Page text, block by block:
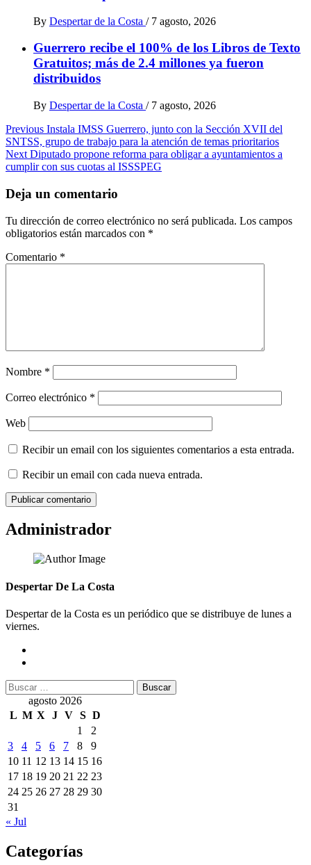
By Despertar de la Costa / 7 agosto, 2026
Guerrero recibe el 100% de los Libros de Texto
Gratuitos; más de 2.4 millones ya fueron
distribuidos
By Despertar de la Costa / 7 agosto, 2026
Post
navigation
Previous Instala IMSS Guerrero, junto con la Sección XVII del
SNTSS, grupo de trabajo para la atención de temas prioritarios
Next Diputado propone reforma para obligar a ayuntamientos a
cumplir con sus cuotas al ISSSPEG
Deja un comentario
Tu dirección de correo electrónico no será publicada. Los campos
obligatorios están marcados con *
Comentario *
Nombre *
Correo electrónico *
Web
Recibir un email con los siguientes comentarios a esta entrada.
Recibir un email con cada nueva entrada.
Administrador
Despertar De La Costa
Despertar de la Costa es un periódico que se distribuye de lunes a
viernes.
Buscar:
agosto 2026
L M X J V S D
1
2
3
4 5 6 7 8
9
10 11 12 13 14 15 16
17 18 19 20 21 22 23
24 25 26 27 28 29 30
31
« Jul
Categorías